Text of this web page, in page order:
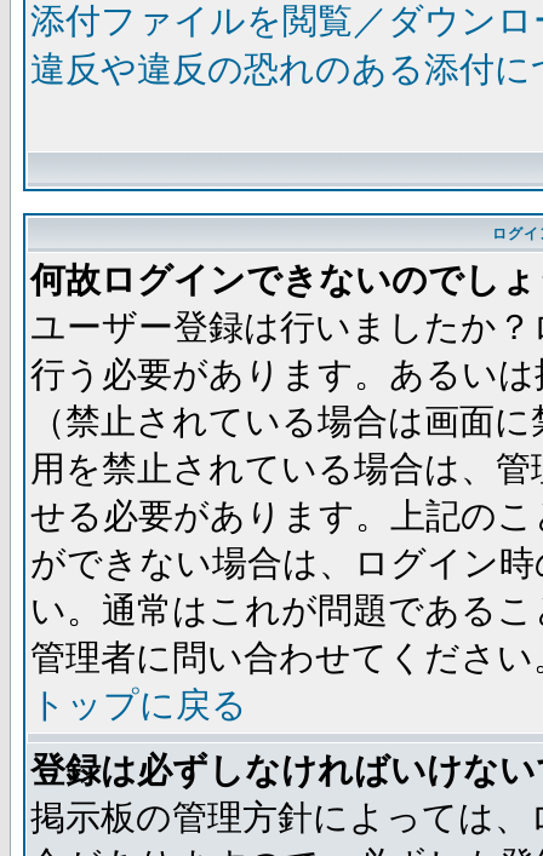
添付ファイルを閲覧／ダウン
違反や違反の恐れのある添付
ログ
何故ログインできないのでし
ユーザー登録は行いましたか
行う必要があります。あるい
（禁止されている場合は画面
用を禁止されている場合は、
せる必要があります。上記の
ができない場合は、ログイン
い。通常はこれが問題である
管理者に問い合わせてください
トップに戻る
登録は必ずしなければいけな
掲示板の管理方針によっては